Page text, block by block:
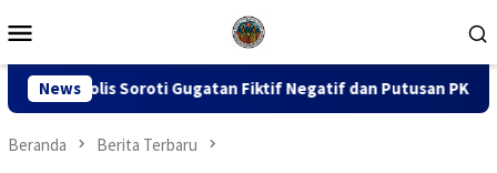
ke
Mobile
News
Fiktif Negatif dan Putusan PK 155 Sidang Dugaan
Beranda Berita Terbaru